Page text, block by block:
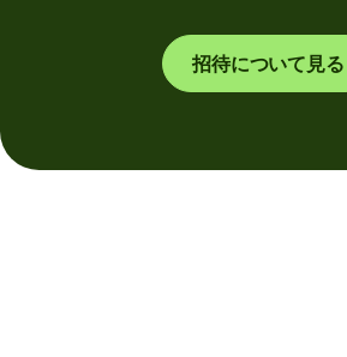
招待について見る